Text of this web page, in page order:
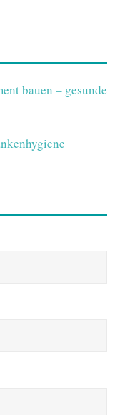
bauen – gesunde